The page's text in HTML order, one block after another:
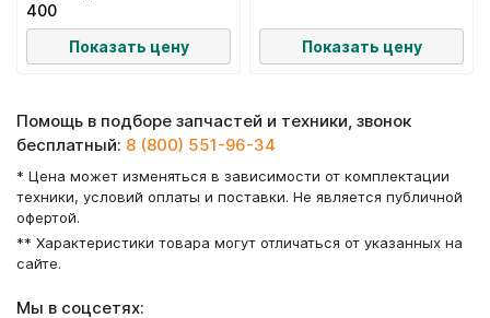
400
Показать цену
Показать цену
Помощь в подборе запчастей и техники, звонок
бесплатный: 8 (800) 551-96-34
* Цена может изменяться в зависимости от комплектации
техники, условий оплаты и поставки. Не является публичной
офертой.
** Характеристики товара могут отличаться от указанных на
сайте.
Мы в соцсетях: